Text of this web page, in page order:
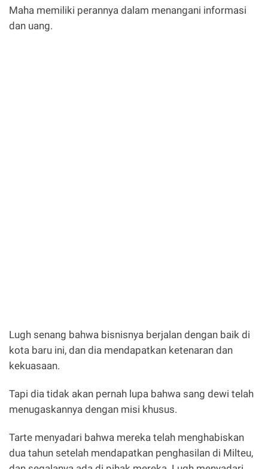
Maha memiliki perannya dalam menangani informasi
dan uang.
Lugh senang bahwa bisnisnya berjalan dengan baik di
kota baru ini, dan dia mendapatkan ketenaran dan
kekuasaan.
Tapi dia tidak akan pernah lupa bahwa sang dewi telah
menugaskannya dengan misi khusus.
Tarte menyadari bahwa mereka telah menghabiskan
dua tahun setelah mendapatkan penghasilan di Milteu,